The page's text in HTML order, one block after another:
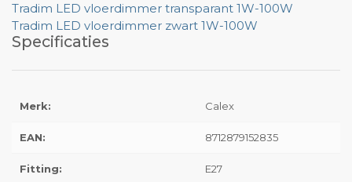
Tradim LED vloerdimmer transparant 1W-100W
Tradim LED vloerdimmer zwart 1W-100W
Specificaties
Merk: Calex
EAN: 8712879152835
Fitting: E27